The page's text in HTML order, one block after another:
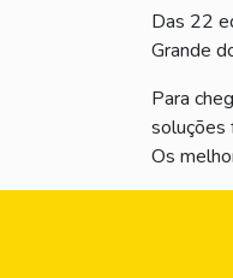
Das 22
Grande
Para
soluções
Os